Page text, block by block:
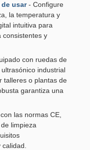
usar- Configure
la temperatura y
intuitiva para
consistentes y
con ruedas de
industrial
talleres o plantas de
garantiza una
las normas CE,
limpieza